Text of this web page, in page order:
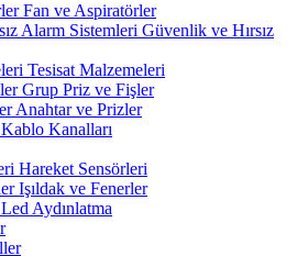
Fan ve Aspiratörler
Güvenlik ve Hırsız
Tesisat Malzemeleri
Grup Priz ve Fişler
Anahtar ve Prizler
Kablo Kanalları
Hareket Sensörleri
Işıldak ve Fenerler
Led Aydınlatma